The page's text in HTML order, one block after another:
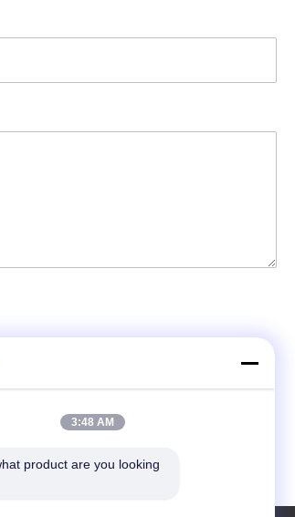
3:48 AM
product are you looking